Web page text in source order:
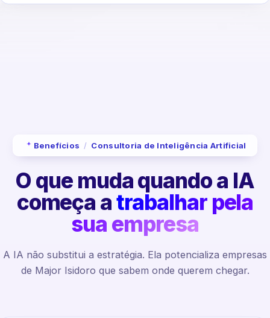
Benefícios / Consultoria de Inteligência Artificial
O que muda quando a IA
começa atrabalhar pela
sua empresa
A IA não substitui a estratégia. Ela potencializa empresas
de Major Isidoro que sabem onde querem chegar.